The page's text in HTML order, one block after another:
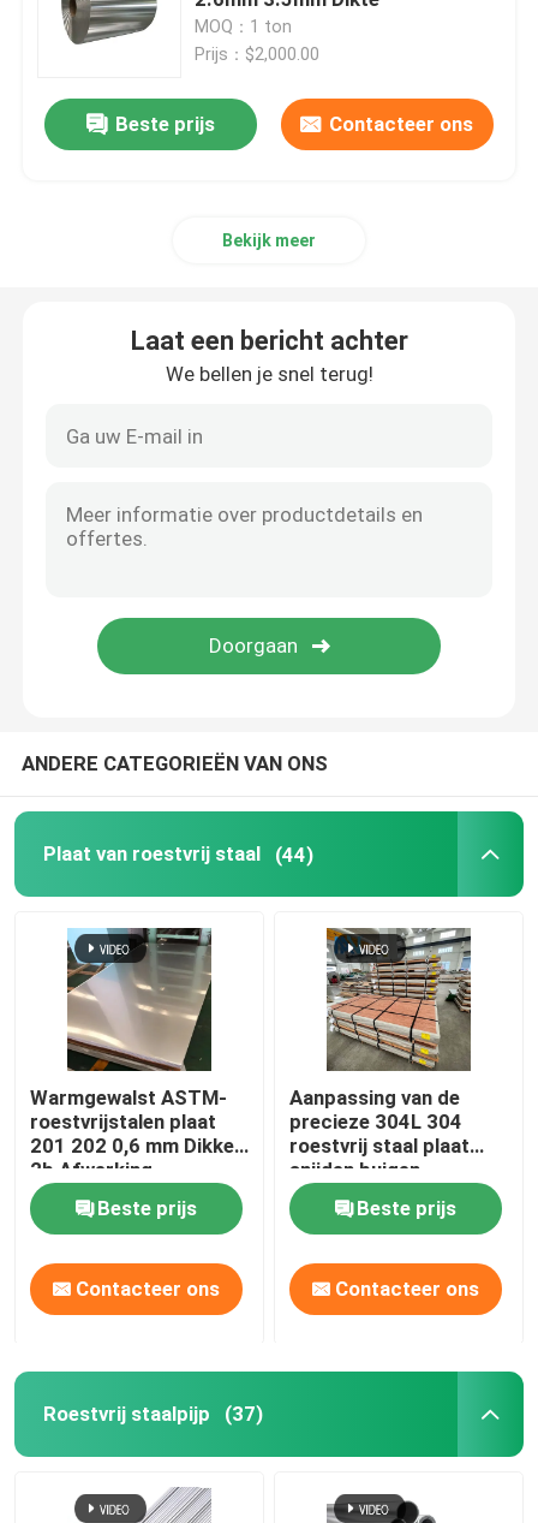
Plaat van roestvrij staal
Roestvrij staalpijp
Roestvrij staalprofiel
Nikkellegering
Hastelloylegering
Inconellegering
Aluminiumrol
Aluminium om Staaf
aluminium om buis
aluminiumfolierol
Koper Ronde Bar
Vaste koperdraad
De Rol van de koperstrook
MOQ：1 ton
Prijs：$2,000.00
Beste prijs Contacteer ons
Bekijk meer
Laat een bericht achter
We bellen je snel terug!
ANDERE CATEGORIEËN VAN ONS
Plaat van roestvrij staal (44)
Warmgewalst ASTM-
roestvrijstalen plaat
201 202 0,6 mm Dikke
2b Afwerking
roestvrijstalen plaat
Beste prijs
Contacteer ons
Aanpassing van de
precieze 304L 304
roestvrij staal plaat
snijden buigen
Beste prijs
Contacteer ons
Roestvrij staalpijp (37)